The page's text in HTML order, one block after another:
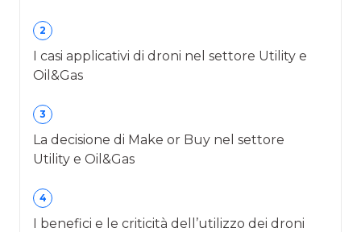
2
I casi applicativi di droni nel settore Utility e
Oil&Gas
3
La decisione di Make or Buy nel settore
Utility e Oil&Gas
4
I benefici e le criticità dell’utilizzo dei droni